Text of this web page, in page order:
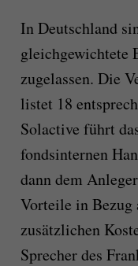
In Deutschland
gleichgewichtete
zugelassen. Die
listet 18
Solactive führt
fondsinternen
dann dem
Vorteile in
zusätzlichen
Sprecher des